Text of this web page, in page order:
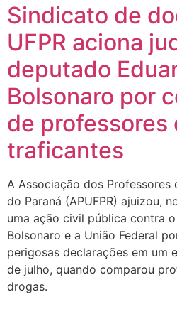
Sindicato de
UFPR aciona
deputado
Bolsonaro por
de professores
traficantes
A Associação dos Professores
do Paraná (APUFPR) ajuizou,
uma ação civil pública contra
Bolsonaro e a União Federal
perigosas declarações em um
de julho, quando comparou
drogas.